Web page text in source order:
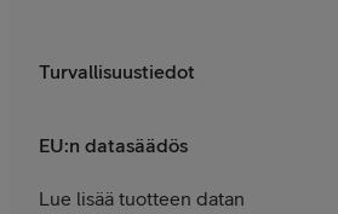
Turvallisuustiedot
EU:n datasäädös
Lue lisää tuotteen datan